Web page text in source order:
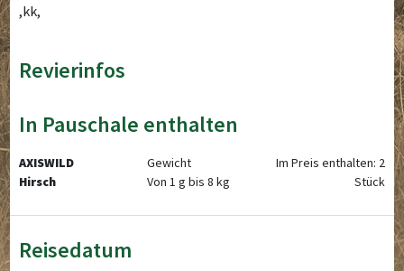
,kk,
Revierinfos
In Pauschale enthalten
AXISWILD
Hirsch
Gewicht
Von 1 g bis 8 kg
Im Preis enthalten: 2
Stück
Reisedatum